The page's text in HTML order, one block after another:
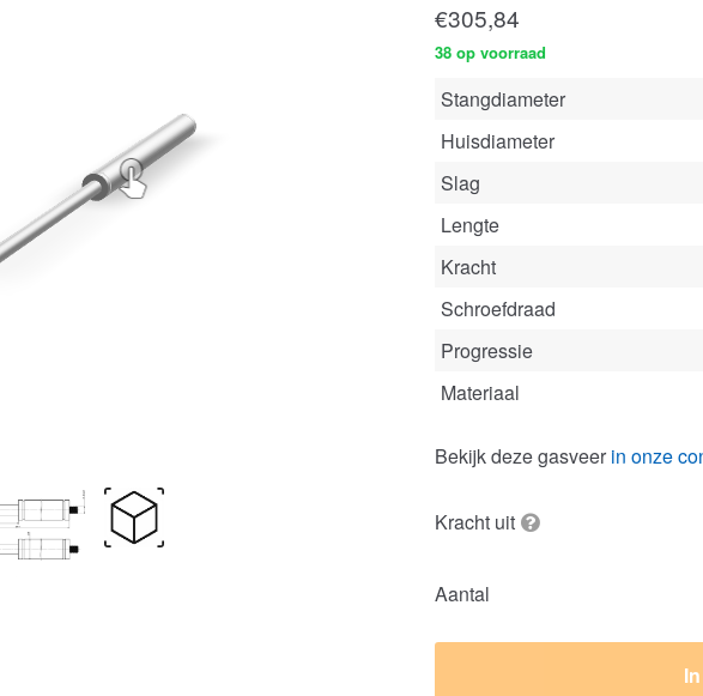
€305,84
38 op voorraad
Stangdiameter
Huisdiameter
Slag
Lengte
Kracht
Schroefdraad
Progressie
Materiaal
Bekijk deze gasveer in onze
Kracht uit
Aantal